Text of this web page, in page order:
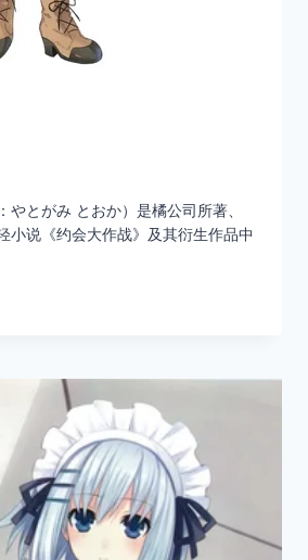
やとがみ とおか）是橘公司所著、
小说《约会大作战》及其衍生作品中